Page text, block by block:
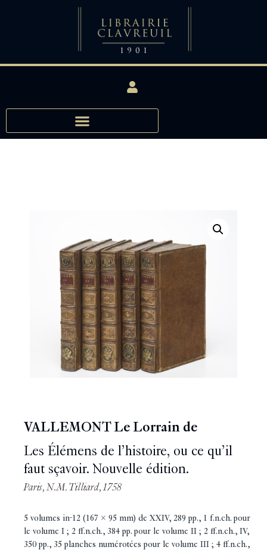
VALLEMONT Le Lorrain de
Les Élémens de l’histoire, ou ce qu’il
faut sçavoir. Nouvelle édition.
Paris, N.M. Tilliard, 1758
5 volumes in-12 (167 x 95 mm) de XXIV, 289 pp., 1 f.n.ch. pour
le volume I ; 2 ff.n.ch., 384 pp. pour le volume II ; 2 ff.n.ch., IV,
350 pp., 35 planches numérotées pour le volume III ; 4 ff.n.ch.,